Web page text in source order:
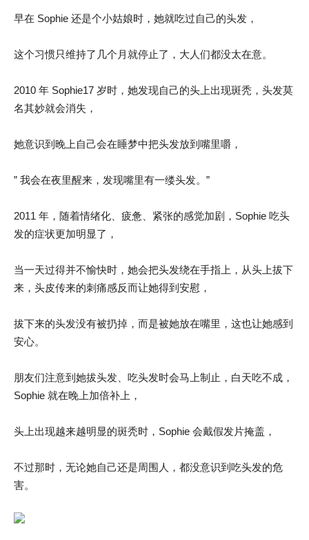
早在 Sophie 还是个小姑娘时，她就吃过自己的头发，
这个习惯只维持了几个月就停止了，大人们都没太在意。
2010 年 Sophie17 岁时，她发现自己的头上出现斑秃，头发莫
名其妙就会消失，
她意识到晚上自己会在睡梦中把头发放到嘴里嚼，
” 我会在夜里醒来，发现嘴里有一缕头发。”
2011 年，随着情绪化、疲惫、紧张的感觉加剧，Sophie 吃头
发的症状更加明显了，
当一天过得并不愉快时，她会把头发绕在手指上，从头上拔下
来，头皮传来的刺痛感反而让她得到安慰，
拔下来的头发没有被扔掉，而是被她放在嘴里，这也让她感到
安心。
朋友们注意到她拔头发、吃头发时会马上制止，白天吃不成，
Sophie 就在晚上加倍补上，
头上出现越来越明显的斑秃时，Sophie 会戴假发片掩盖，
不过那时，无论她自己还是周围人，都没意识到吃头发的危
害。